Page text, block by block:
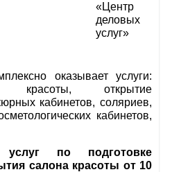
«Центр
деловых
услуг»
оказывает услуги:
красоты, открытие
кабинетов, соляриев,
кабинетов,
по подготовке
салона красоты от 10